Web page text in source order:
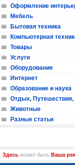
Оформление
Мебель
Бытовая техника
Компьютерная
Товары
Услуги
Оборудование
Интернет
Образование и наука
Отдых, Путешествия,
Животные
Разные статьи
Здесь может быть Ваша